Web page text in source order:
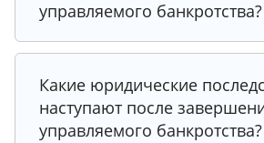
управляемого банкротства?
Какие юридические
наступают после
управляемого банкротства?